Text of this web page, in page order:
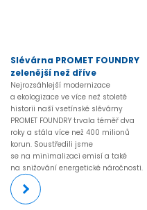
Slévárna PROMET FOUNDRY
zelenější než dříve
Nejrozsáhlejší modernizace
a ekologizace ve více než stoleté
historii naší vsetínské slévárny
PROMET FOUNDRY trvala téměř dva
roky a stála více než 400 milionů
korun. Soustředili jsme
se na minimalizaci emisí a také
na snižování energetické náročnosti.
Více